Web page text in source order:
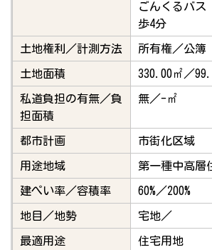
ごんくるバ
歩4分
土地権利／計測方法 所有権／公簿
土地面積 330.00㎡／
私道負担の有無／負
担面積
無／-㎡
都市計画 市街化区域
用途地域 第一種中高層
建ぺい率／容積率 60%／200%
地目／地勢 宅地／
最適用途 住宅用地